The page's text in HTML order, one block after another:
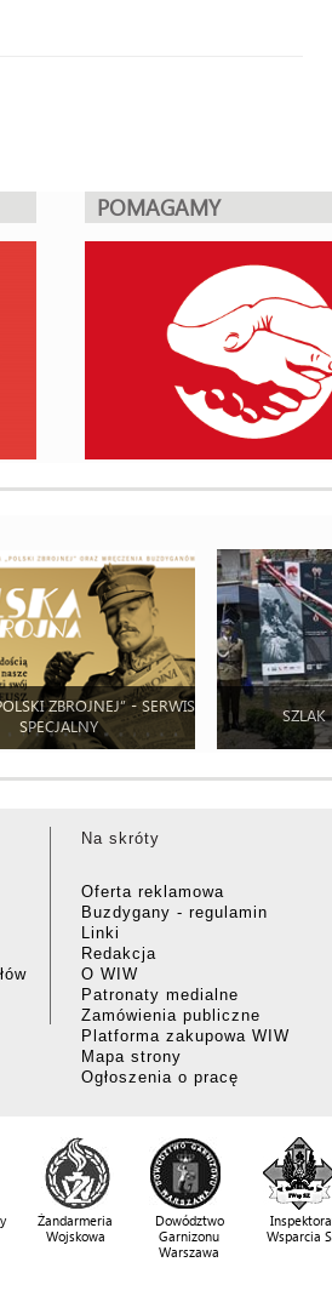
POMAGAMY
ZBROJNEJ” - SERWIS
SPECJALNY
SZLAK
Na skróty
Oferta reklamowa
Buzdygany - regulamin
Linki
Redakcja
O WIW
Patronaty medialne
Zamówienia publiczne
Platforma zakupowa WIW
Mapa strony
Ogłoszenia o pracę
Żandarmeria
Wojskowa
Dowództwo
Garnizonu
Warszawa
Wsparcia